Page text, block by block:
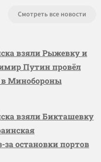
Смотреть все новости
взяли Рыжевку и
Путин провёл
в Минобороны
взяли Бикташевку
остановки портов